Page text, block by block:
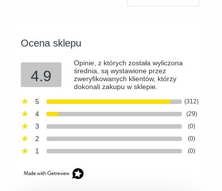
Ocena sklepu
4.9
Opinie, z których została wyliczona
średnia, są wystawione przez
zweryfikowanych klientów, którzy
dokonali zakupu w sklepie.
5
(312)
4 (29)
3 (0)
2 (0)
1 (0)